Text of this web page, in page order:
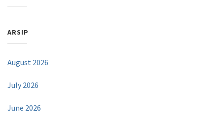
ARSIP
August 2026
July 2026
June 2026